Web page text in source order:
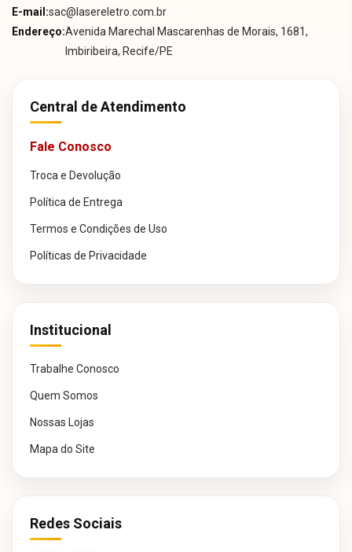
E-mail:sac@lasereletro.com.br
Endereço:Avenida Marechal Mascarenhas de Morais, 1681,
Imbiribeira, Recife/PE
Central de Atendimento
Fale Conosco
Troca e Devolução
Política de Entrega
Termos e Condições de Uso
Políticas de Privacidade
Institucional
Trabalhe Conosco
Quem Somos
Nossas Lojas
Mapa do Site
Redes Sociais